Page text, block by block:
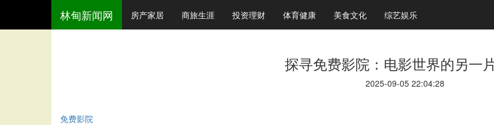
林甸新闻网 房产家居 商旅生涯 投资理财 体育健康 美食文化 综艺娱乐
探寻免费影院：电影世界的另一
2025-09-05 22:04:28
免费影院